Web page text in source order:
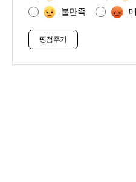
불만족